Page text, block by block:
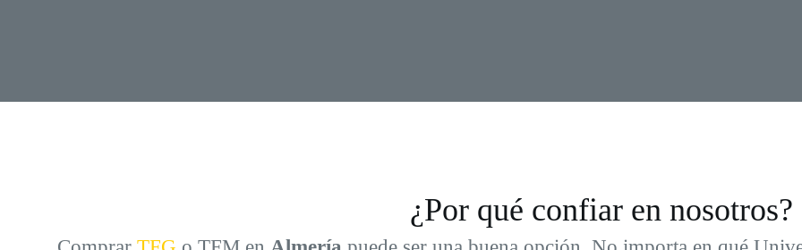
¿Por qué confiar en nosotros?